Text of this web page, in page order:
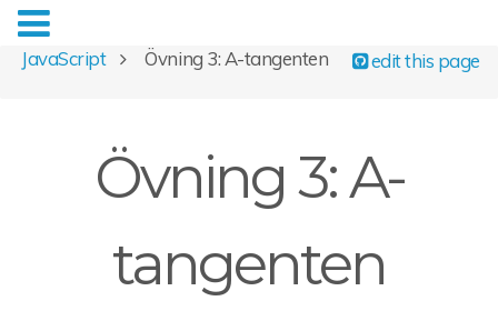
edit this page
JavaScript Övning 3: A-tangenten
Övning 3: A-
tangenten